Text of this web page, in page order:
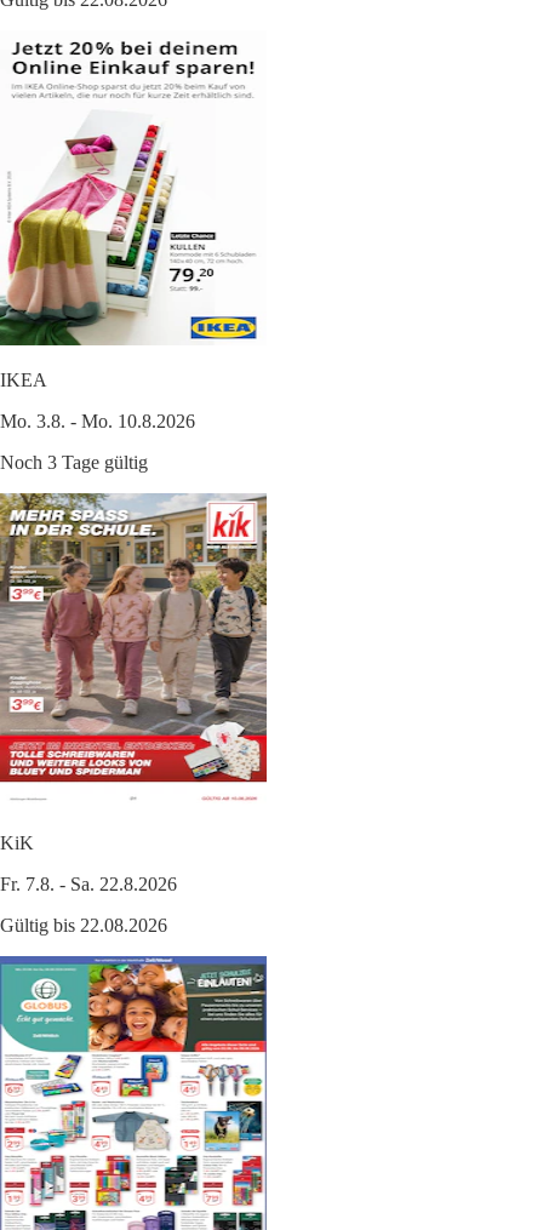
IKEA
Mo. 3.8. - Mo. 10.8.2026
Noch 3 Tage gültig
KiK
Fr. 7.8. - Sa. 22.8.2026
Gültig bis 22.08.2026